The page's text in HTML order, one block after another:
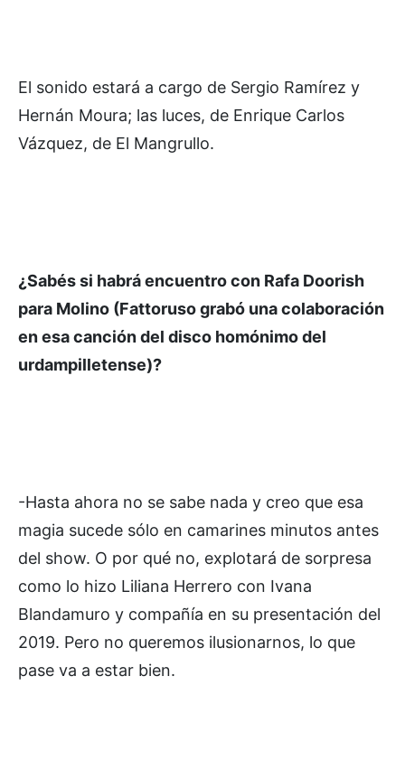
El sonido estará a cargo de Sergio Ramírez y
Hernán Moura; las luces, de Enrique Carlos
Vázquez, de El Mangrullo.
¿Sabés si habrá encuentro con Rafa Doorish
para Molino (Fattoruso grabó una colaboración
en esa canción del disco homónimo del
urdampilletense)?
-Hasta ahora no se sabe nada y creo que esa
magia sucede sólo en camarines minutos antes
del show. O por qué no, explotará de sorpresa
como lo hizo Liliana Herrero con Ivana
Blandamuro y compañía en su presentación del
2019. Pero no queremos ilusionarnos, lo que
pase va a estar bien.